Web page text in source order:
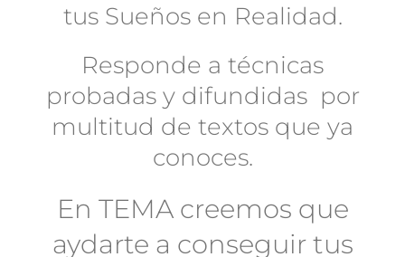
tus Sueños en Realidad.
Responde a técnicas
probadas y difundidas por
multitud de textos que ya
conoces.
En TEMAcreemos que
aydarte a conseguir tus